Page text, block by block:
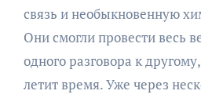
связь и необыкновенную
Они смогли провести весь
одного разговора к
летит время. Уже через